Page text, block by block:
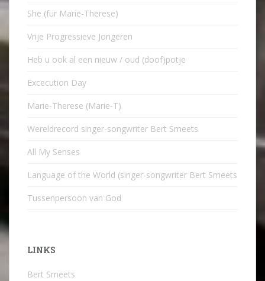
She (für Marie-Therese)
Vrije Progressieve Jongeren
Heb u ook al een nieuw / oud (doof)potje
Excecution Day
Marie-Therese (Marie-T)
Wereldrecord singer-songwriter Bert Smeets
All My Senses
Language of the World (singer-songwriter Bert Smeets
Tussenpersoon van God
LINKS
Bert Smeets